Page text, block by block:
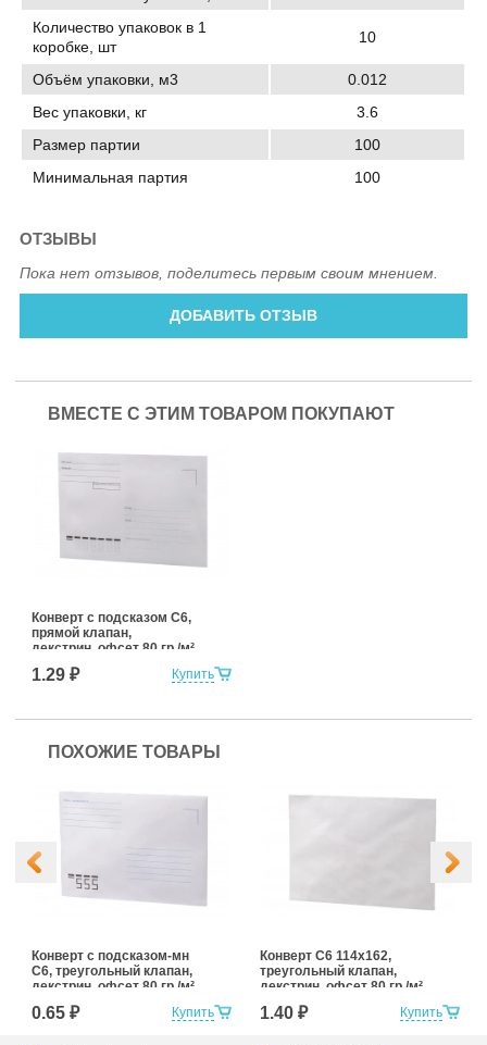
Количество упаковок в 1
коробке, шт
10
Объём упаковки, м3
0.012
Вес упаковки, кг
3.6
Размер партии
100
Минимальная партия
100
ОТЗЫВЫ
Пока нет отзывов, поделитесь первым своим мнением.
ДОБАВИТЬ ОТЗЫВ
ВМЕСТЕ С ЭТИМ ТОВАРОМ ПОКУПАЮТ
Купить
Конверт с подсказом С6,
прямой клапан,
декстрин, офсет 80 гр./м²
1.29 ₽
ПОХОЖИЕ ТОВАРЫ
Купить
Конверт с подсказом-мн
С6, треугольный клапан,
декстрин, офсет 80 гр./м²
0.65 ₽ Купить
Конверт С6 114x162,
треугольный клапан,
декстрин, офсет 80 гр./м²
1.40 ₽